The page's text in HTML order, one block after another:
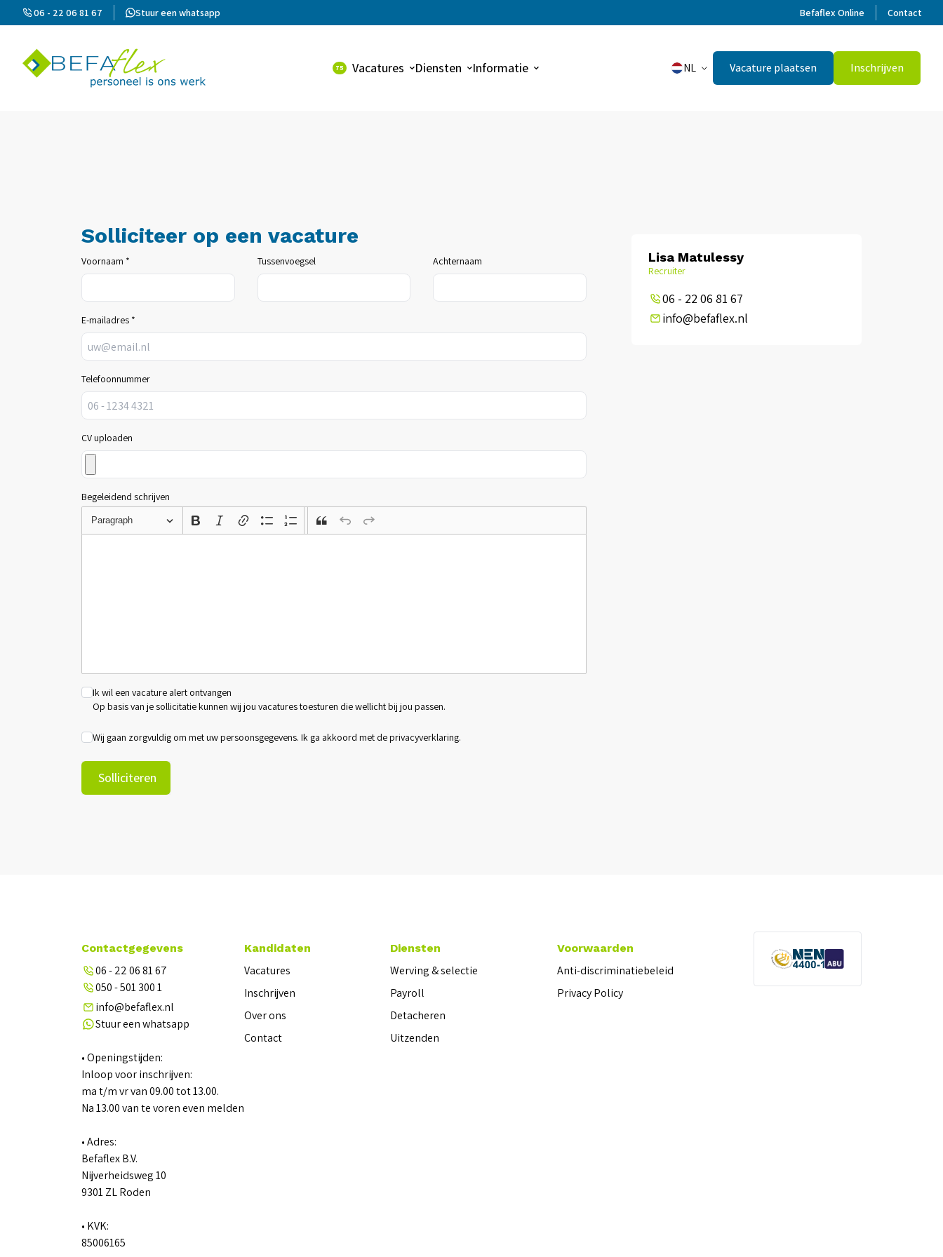
06 - 22 06 81 67 Stuur een whatsapp Befaflex Online Contact
75 Vacatures Diensten Informatie NL Vacature plaatsen Inschrijven
Solliciteer op een vacature
Voornaam * Tussenvoegsel Achternaam
E-mailadres *
Telefoonnummer
CV uploaden
Begeleidend schrijven
Paragraph
Ik wil een vacature alert ontvangen
Op basis van je sollicitatie kunnen wij jou vacatures toesturen die wellicht bij jou passen.
Wij gaan zorgvuldig om met uw persoonsgegevens. Ik ga akkoord met deprivacyverklaring.
Solliciteren
Lisa Matulessy
Recruiter
06 - 22 06 81 67
info@befaflex.nl
Contactgegevens
06 - 22 06 81 67
050 - 501 300 1
info@befaflex.nl
Stuur een whatsapp
• Openingstijden:
Inloop voor inschrijven:
ma t/m vr van 09.00 tot 13.00.
Na 13.00 van te voren even melden
• Adres:
Befaflex B.V.
Nijverheidsweg 10
9301 ZL Roden
• KVK:
85006165
Kandidaten
Vacatures
Inschrijven
Over ons
Contact
Diensten
Werving & selectie
Payroll
Detacheren
Uitzenden
Voorwaarden
Anti-discriminatiebeleid
Privacy Policy